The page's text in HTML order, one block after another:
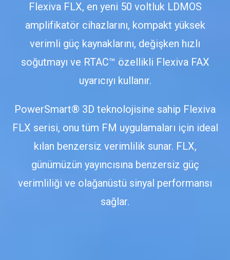
Flexiva FLX, en yeni 50 voltluk LDMOS
amplifikatör cihazlarını, kompakt yüksek
verimli güç kaynaklarını, değişken hızlı
soğutmayı ve RTAC™ özellikli Flexiva FAX
uyarıcıyı kullanır.
PowerSmart® 3D teknolojisine sahip Flexiva
FLX serisi, onu tüm FM uygulamaları için ideal
kılan benzersiz verimlilik sunar. FLX,
günümüzün yayıncısına benzersiz güç
verimliliği ve olağanüstü sinyal performansı
sağlar.